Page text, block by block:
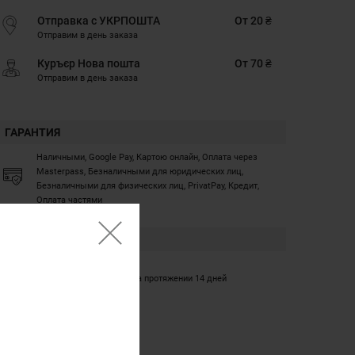
Отправка с УКРПОШТА
Отправим в день заказа
От 20 ₴
Куръєр Нова пошта
Отправим в день заказа
От 70 ₴
ГАРАНТИЯ
Наличными, Google Pay, Картою онлайн, Оплата через
Masterpass, Безналичными для юридических лиц,
Безналичными для физических лиц, PrivatPay, Кредит,
Оплата частями
Обмен/возврат товара на протяжении 14 дней